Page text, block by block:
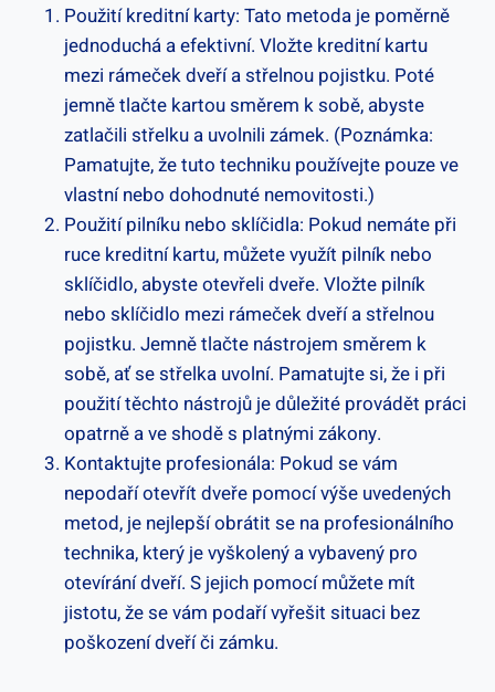
Použití kreditní karty: Tato metoda je poměrně
jednoduchá a efektivní. Vložte kreditní kartu⁣
mezi rámeček dveří a⁣ střelnou pojistku. Poté
jemně tlačte​ kartou směrem k sobě, abyste
zatlačili střelku a uvolnili zámek. (Poznámka:
Pamatujte,⁢ že tuto techniku používejte pouze ve
vlastní nebo dohodnuté nemovitosti.)
Použití pilníku nebo sklíčidla: Pokud nemáte ⁤při
ruce kreditní kartu, můžete využít pilník nebo
sklíčidlo, abyste otevřeli dveře. Vložte pilník
nebo sklíčidlo mezi rámeček dveří a střelnou
pojistku. Jemně tlačte nástrojem směrem k
sobě, ať se střelka uvolní. Pamatujte si, že i při
použití‍ těchto nástrojů je důležité provádět práci
opatrně a ve shodě s platnými zákony.
Kontaktujte ⁢profesionála: Pokud se ​vám
nepodaří otevřít dveře pomocí výše uvedených‍
metod, je nejlepší obrátit se na profesionálního
technika, který je vyškolený a vybavený pro
otevírání dveří. S jejich pomocí můžete mít
jistotu, že se vám podaří vyřešit situaci bez
poškození dveří či zámku.